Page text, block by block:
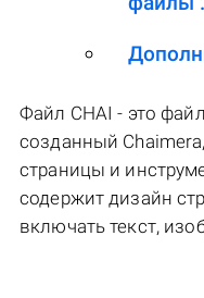
Файл CHAI - это
созданный
страницы и
содержит дизайн
включать текст,